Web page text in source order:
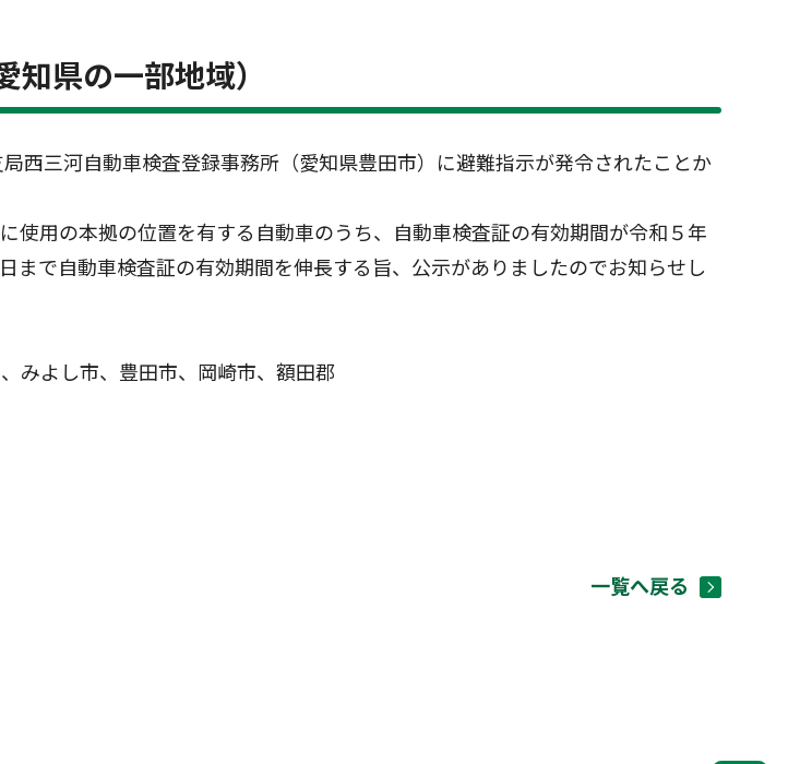
県の一部地域）
西三河自動車検査登録事務所（愛知県豊田市）に避難指示が発令されたことか
に使用の本拠の位置を有する自動車のうち、自動車検査証の有効期間が令和５年
まで自動車検査証の有効期間を伸長する旨、公示がありましたのでお知らせし
みよし市、豊田市、岡崎市、額田郡
一覧へ戻る